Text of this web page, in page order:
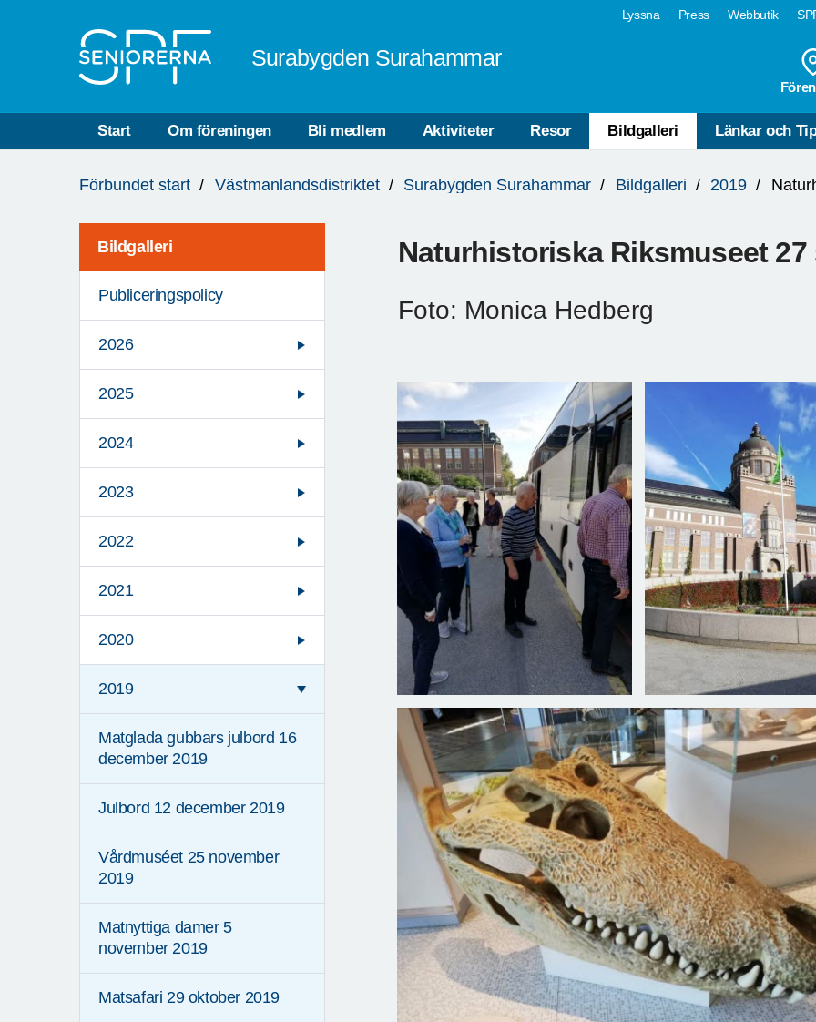
Lyssna Press Webbutik
Surabygden Surahammar
Start Om föreningen Bli medlem Aktiviteter Resor Bildgalleri Länkar och
är
Förbundet start Västmanlandsdistriktet Surabygden Surahammar Bildgalleri 2019
Bildgalleri
Publiceringspolicy
2026
2025
2024
2023
2022
2021
2020
2019
Matglada gubbars julbord 16
december 2019
Julbord 12 december 2019
Vårdmuséet 25 november
2019
Matnyttiga damer 5
november 2019
Matsafari 29 oktober 2019
Naturhistoriska Riksmuseet 27
Foto: Monica Hedberg